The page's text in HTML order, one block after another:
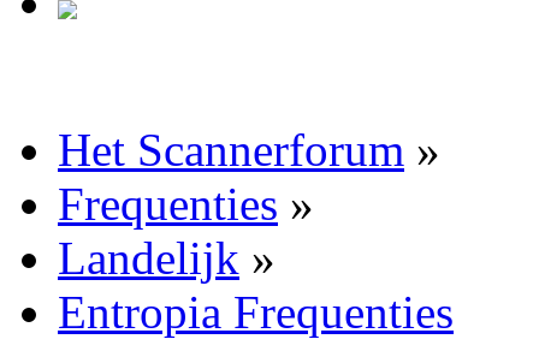
Het Scannerforum »
Frequenties »
Landelijk »
Entropia Frequenties